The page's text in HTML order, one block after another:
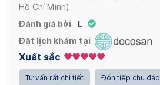
Hồ Chí Minh)
Đánh giá bởi
L
Đặt lịch khám tại
Xuất sắc
Tư vấn rất chi tiết Đón tiếp chu đáo